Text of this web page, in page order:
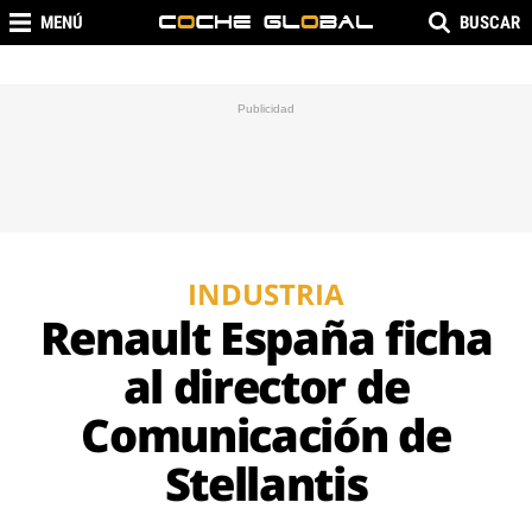
MENÚ BUSCAR
INDUSTRIA
Renault España ficha
al director de
Comunicación de
Stellantis